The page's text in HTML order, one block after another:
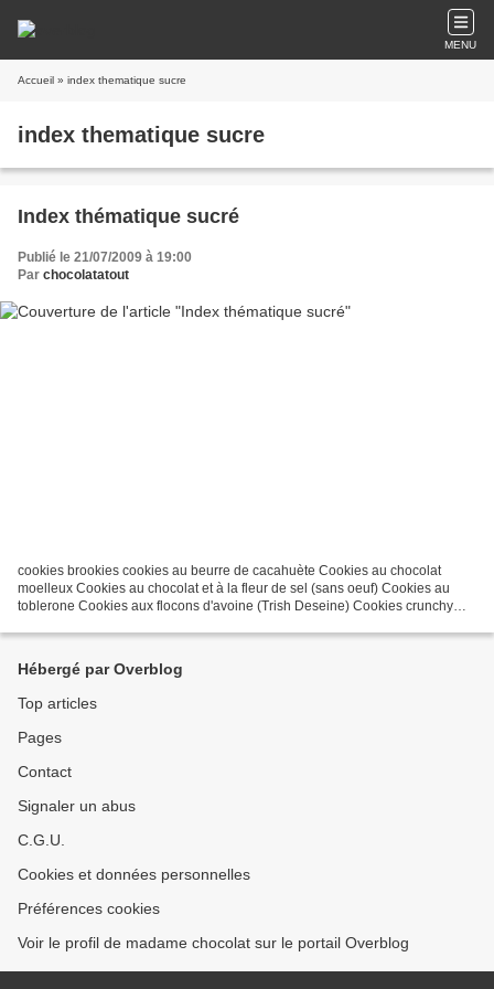
MENU
Accueil » index thematique sucre
index thematique sucre
Index thématique sucré
Publié le 21/07/2009 à 19:00
Par chocolatatout
cookies brookies cookies au beurre de cacahuète Cookies au chocolat
moelleux Cookies au chocolat et à la fleur de sel (sans oeuf) Cookies au
toblerone Cookies aux flocons d'avoine (Trish Deseine) Cookies crunchy
Hébergé par Overblog
Top articles
Pages
Contact
Signaler un abus
C.G.U.
Cookies et données personnelles
Préférences cookies
Voir le profil de madame chocolat sur le portail Overblog